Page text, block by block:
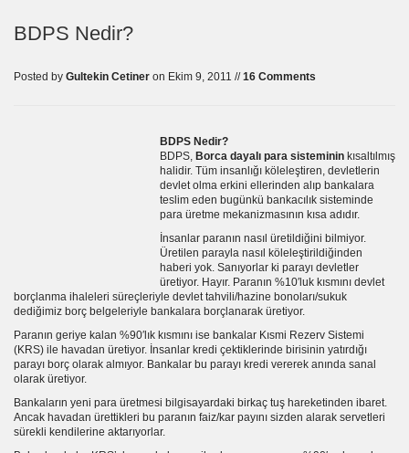
BDPS Nedir?
Posted by Gultekin Cetiner on Ekim 9, 2011 //16 Comments
BDPS Nedir?
BDPS, Borca dayalı para sisteminin kısaltılmış
halidir. Tüm insanlığı köleleştiren, devletlerin
devlet olma erkini ellerinden alıp bankalara
teslim eden bugünkü bankacılık sisteminde
para üretme mekanizmasının kısa adıdır.
İnsanlar paranın nasıl üretildiğini bilmiyor.
Üretilen parayla nasıl köleleştirildiğinden
haberi yok. Sanıyorlar ki parayı devletler
üretiyor. Hayır. Paranın %10′luk kısmını devlet
borçlanma ihaleleri süreçleriyle devlet tahvili/hazine bonoları/sukuk
dediğimiz borç belgeleriyle bankalara borçlanarak üretiyor.
Paranın geriye kalan %90′lık kısmını ise bankalar Kısmi Rezerv Sistemi
(KRS) ile havadan üretiyor. İnsanlar kredi çektiklerinde birisinin yatırdığı
parayı borç olarak almıyor. Bankalar bu parayı kredi vererek anında sanal
olarak üretiyor.
Bankaların yeni para üretmesi bilgisayardaki birkaç tuş hareketinden ibaret.
Ancak havadan ürettikleri bu paranın faiz/kar payını sizden alarak servetleri
sürekli kendilerine aktarıyorlar.